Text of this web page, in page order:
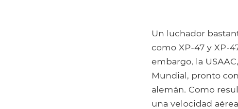
Un luchador
como XP-47 y XP-
embargo, la
Mundial, pronto
alemán. Como
una velocidad